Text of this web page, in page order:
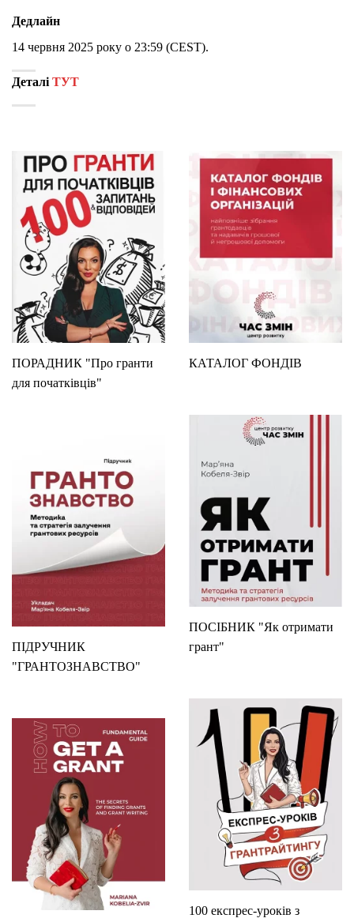
Дедлайн
14 червня 2025 року о 23:59 (CEST).
ДеталіТУТ
ПОРАДНИК "Про гранти
для початківців"
КАТАЛОГ ФОНДІВ
ПОСІБНИК "Як отримати
грант"
ПІДРУЧНИК
"ГРАНТОЗНАВСТВО"
100 експрес-уроків з